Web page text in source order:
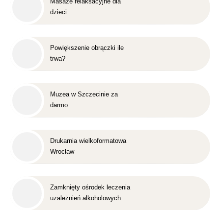
dzieci
Powiększenie obrączki ile
trwa?
Muzea w Szczecinie za
darmo
Drukarnia wielkoformatowa
Wrocław
Zamknięty ośrodek leczenia
uzależnień alkoholowych